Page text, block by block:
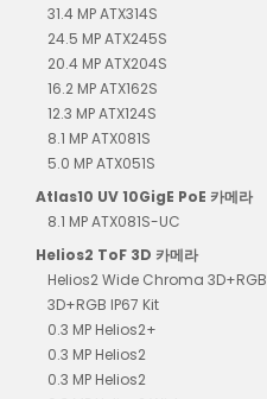
31.4 MP ATX314S
24.5 MP ATX245S
20.4 MP ATX204S
16.2 MP ATX162S
12.3 MP ATX124S
8.1 MP ATX081S
5.0 MP ATX051S
Atlas10 UV 10GigE PoE 카메라
8.1 MP ATX081S-UC
Helios2 ToF 3D 카메라
Helios2 Wide Chroma 3D+RGB
3D+RGB IP67 Kit
0.3 MP Helios2+
0.3 MP Helios2
0.3 MP Helios2